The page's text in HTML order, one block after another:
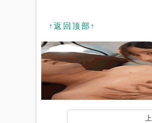
↑返回顶部↑